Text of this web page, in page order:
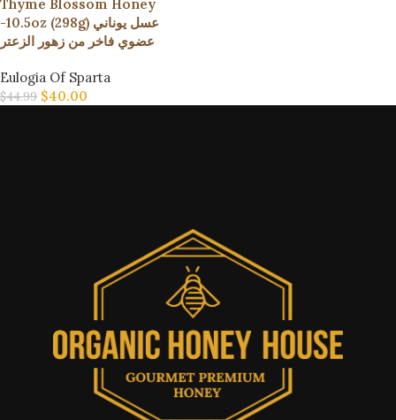
Thyme Blossom Honey
-10.5oz (298g) عسل يوناني
عضوي فاخر من زهور الزعتر
Eulogia Of Sparta
$44.99 $40.00